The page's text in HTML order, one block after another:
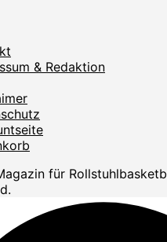
& Redaktion
für